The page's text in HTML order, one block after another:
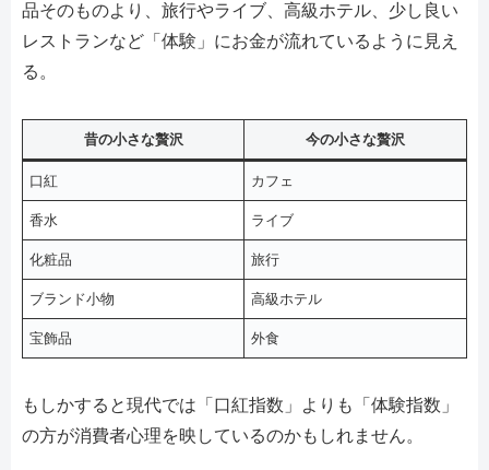
品そのものより、旅行やライブ、高級ホテル、少し良い
レストランなど「体験」にお金が流れているように見え
る。
昔の小さな贅沢 今の小さな贅沢
口紅 カフェ
香水 ライブ
化粧品 旅行
ブランド小物 高級ホテル
宝飾品 外食
もしかすると現代では「口紅指数」よりも「体験指数」
の方が消費者心理を映しているのかもしれません。